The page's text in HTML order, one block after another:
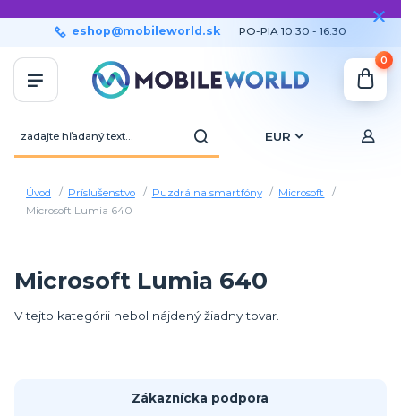
EUR
eshop@mobileworld.sk PO-PIA 10:30 - 16:30
0
Úvod Príslušenstvo Puzdrá na smartfóny
Microsoft
Microsoft Lumia 640
Microsoft Lumia 640
V tejto kategórii nebol nájdený žiadny tovar.
Zákaznícka podpora